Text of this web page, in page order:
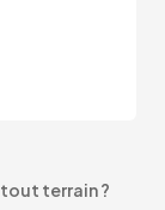
terrain ?